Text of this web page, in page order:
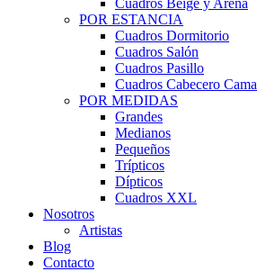
Cuadros Beige y Arena
POR ESTANCIA
Cuadros Dormitorio
Cuadros Salón
Cuadros Pasillo
Cuadros Cabecero Cama
POR MEDIDAS
Grandes
Medianos
Pequeños
Trípticos
Dípticos
Cuadros XXL
Nosotros
Artistas
Blog
Contacto